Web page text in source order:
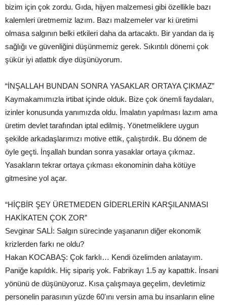
bizim için çok zordu. Gıda, hijyen malzemesi gibi özellikle bazı
kalemleri üretmemiz lazım. Bazı malzemeler var ki üretimi
olmasa salgının belki etkileri daha da artacaktı. Bir yandan da iş
sağlığı ve güvenliğini düşünmemiz gerek. Sıkıntılı dönemi çok
şükür iyi atlattık diye düşünüyorum.
“İNŞALLAH BUNDAN SONRA YASAKLAR ORTAYA ÇIKMAZ”
Kaymakamımızla irtibat içinde olduk. Bize çok önemli faydaları,
izinler konusunda yanımızda oldu. İmalatın yapılması lazım ama
üretim devlet tarafından iptal edilmiş. Yönetmeliklere uygun
şekilde arkadaşlarımızı motive ettik, çalıştırdık. Bu dönem de
öyle geçti. İnşallah bundan sonra yasaklar ortaya çıkmaz.
Yasakların tekrar ortaya çıkması ekonominin daha kötüye
gitmesine yol açar.
“HİÇBİR ŞEY ÜRETMEDEN GİDERLERİN KARŞILANMASI
HAKİKATEN ÇOK ZOR”
Sevginar SALİ: Salgın sürecinde yaşananın diğer ekonomik
krizlerden farkı ne oldu?
Hakan KOCABAŞ: Çok farklı… Kendi özelimden anlatayım.
Paniğe kapıldık. Hiç sipariş yok. Fabrikayı 1.5 ay kapattık. İnsani
yönünü de düşünüyoruz. Kısa çalışmaya geçelim, devletimiz
personelin parasının yüzde 60'ını versin ama bu insanların eline